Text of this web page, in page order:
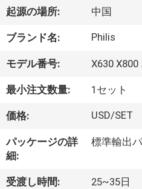
私
達
に
つ
い
工
起源の場所: 中国
ブランド名: Philis
モデル番号: X630
最小注文数量: 1セット
価格: USD/SET
パッケージの詳
細:
標準輸出
受渡し時間: 25~35日